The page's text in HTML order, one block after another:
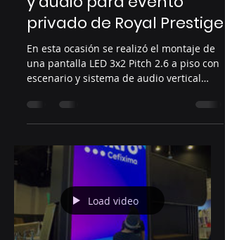
Pantalla LED 3x2 Pitch 2.6
y audio para evento
privado de Royal Prestige
En esta ocasión se realizó el montaje de
escenario y sistema de audio vertical
profesional. En...
Load video